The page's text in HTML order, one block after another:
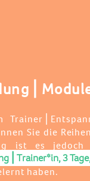
Sie die
ist es
haben.
3